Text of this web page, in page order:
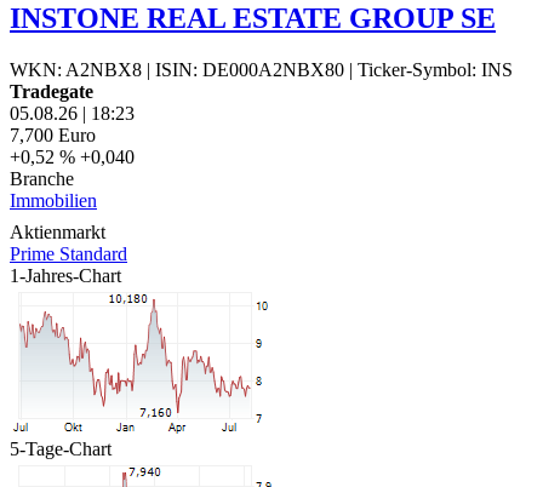
INSTONE REAL ESTATE GROUP SE
WKN: A2NBX8 | ISIN: DE000A2NBX80 | Ticker-Symbol: INS
Tradegate
05.08.26 | 18:23
7,700 Euro
+0,52 % +0,040
Branche
Immobilien
Aktienmarkt
Prime Standard
1-Jahres-Chart
5-Tage-Chart